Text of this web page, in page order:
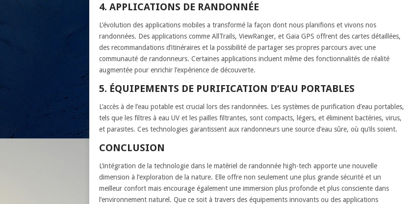
4. APPLICATIONS DE RANDONNÉE
L’évolution des applications mobiles a transformé la façon dont nous planifions et vivons nos
randonnées. Des applications comme AllTrails, ViewRanger, et Gaia GPS offrent des cartes détaillées,
des recommandations d’itinéraires et la possibilité de partager ses propres parcours avec une
communauté de randonneurs. Certaines applications incluent même des fonctionnalités de réalité
augmentée pour enrichir l’expérience de découverte.
5. ÉQUIPEMENTS DE PURIFICATION D’EAU PORTABLES
L’accès à de l’eau potable est crucial lors des randonnées. Les systèmes de purification d’eau portables,
tels que les filtres à eau UV et les pailles filtrantes, sont compacts, légers, et éliminent bactéries, virus,
et parasites. Ces technologies garantissent aux randonneurs une source d’eau sûre, où qu’ils soient.
CONCLUSION
L’intégration de la technologie dans le matériel de randonnée high-tech apporte une nouvelle
dimension à l’exploration de la nature. Elle offre non seulement une plus grande sécurité et un
meilleur confort mais encourage également une immersion plus profonde et plus consciente dans
l’environnement naturel. Que ce soit à travers des équipements innovants ou des applications